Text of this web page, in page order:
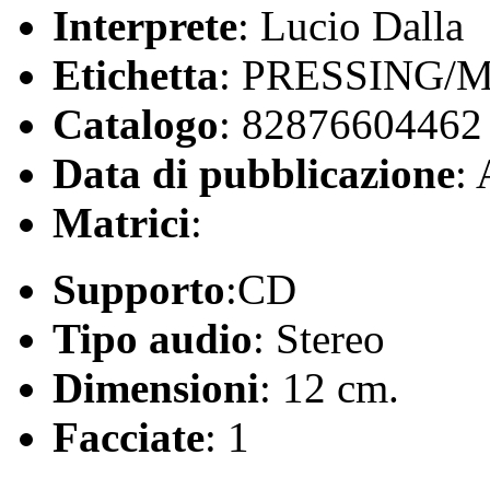
Interprete: Lucio Dalla
Etichetta: PRESSING/
Catalogo: 82876604462
Data di pubblicazione:
Matrici:
Supporto:CD
Tipo audio: Stereo
Dimensioni: 12 cm.
Facciate: 1